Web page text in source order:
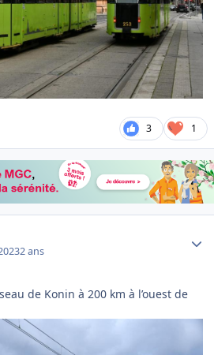
3 1
2 ans
de Konin à 200 km à l’ouest de